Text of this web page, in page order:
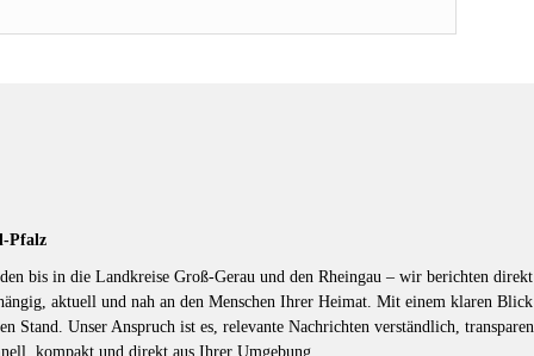
Pfalz
bis in die Landkreise Groß-Gerau und den Rheingau – wir berichten
aktuell und nah an den Menschen Ihrer Heimat. Mit einem klaren
Stand. Unser Anspruch ist es, relevante Nachrichten verständlich,
kompakt und direkt aus Ihrer Umgebung.